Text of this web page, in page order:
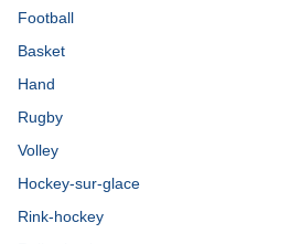
Football
Basket
Hand
Rugby
Volley
Hockey-sur-glace
Rink-hockey